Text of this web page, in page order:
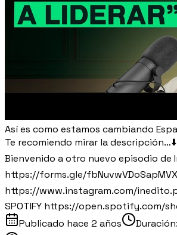
Así es como estamos cambiando
Te recomiendo mirar la
Bienvenido a otro nuevo episodio de
https://forms.gle/
https://www.instagram.com/
SPOTIFY https://open.spotify.com/
Publicado hace 2 años Duración: